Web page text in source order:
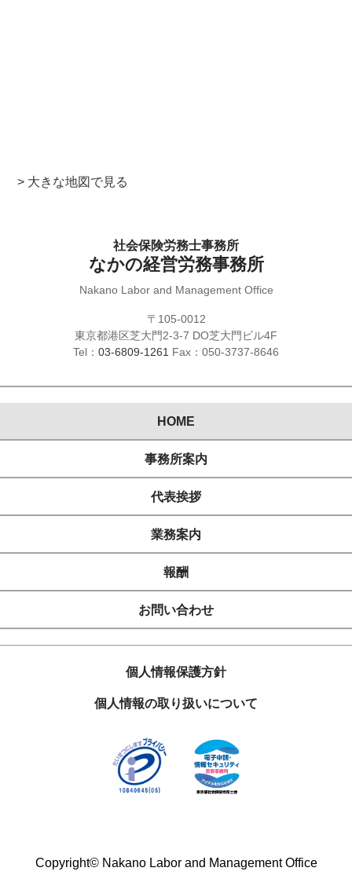
社会保険労務士事務所
なかの経営労務事務所
Nakano Labor and Management Office
〒105-0012
東京都港区芝大門2-3-7 DO芝大門ビル4F
Tel： 03-6809-1261 Fax：050-3737-8646
HOME
事務所案内
代表挨拶
業務案内
報酬
お問い合わせ
個人情報保護方針
個人情報の取り扱いについて
> 大きな地図で見る
Copyright© Nakano Labor and Management Office